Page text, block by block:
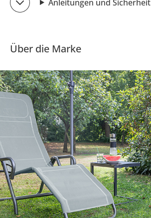
Anleitungen und Sicherheit
Über die Marke